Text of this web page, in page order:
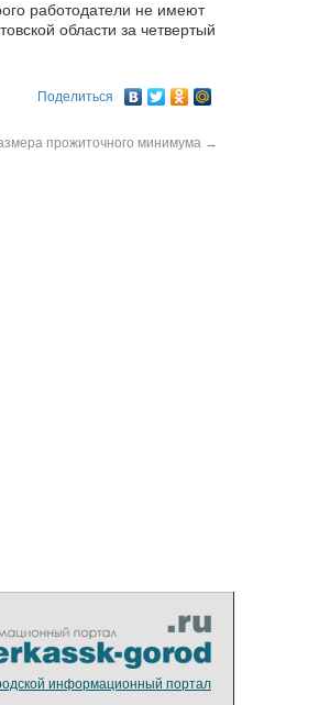
работодатели не имеют
области за четвертый
Поделиться
прожиточного минимума →
информационный портал